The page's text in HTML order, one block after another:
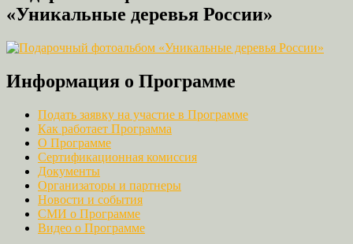
«Уникальные деревья России»
Информация о Программе
Подать заявку на участие в Программе
Как работает Программа
О Программе
Сертификационная комиссия
Документы
Организаторы и партнеры
Новости и события
СМИ о Программе
Видео о Программе